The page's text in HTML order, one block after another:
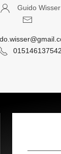
Guido Wisser
015146137542